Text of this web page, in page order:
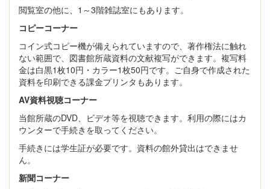
閲覧室の他に、1～3階雑誌室にもあります。
コピーコーナー
コイン式コピー機が備えられていますので、著作権法に触れ
ない範囲で、図書館所蔵資料の文献複写ができます。複写料
金は白黒1枚10円・カラー1枚50円です。ご自身で作成された
資料を印刷できる課金プリンタもあります。
AV資料視聴コーナー
当館所蔵のDVD、ビデオ等を視聴できます。利用の際にはカ
ウンターで手続きを取ってください。
手続きには学生証が必要です。資料の館外貸出はできませ
ん。
新聞コーナー